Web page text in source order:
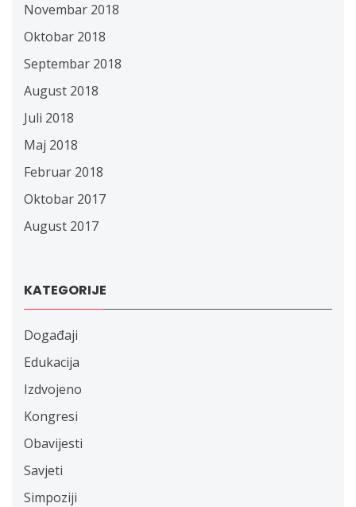
Novembar 2018
Oktobar 2018
Septembar 2018
August 2018
Juli 2018
Maj 2018
Februar 2018
Oktobar 2017
August 2017
KATEGORIJE
Događaji
Edukacija
Izdvojeno
Kongresi
Obavijesti
Savjeti
Simpoziji